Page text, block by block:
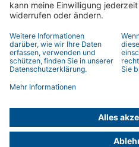
Ansprechpartner
Händlersuche
Kontaktformular
Datenschutz